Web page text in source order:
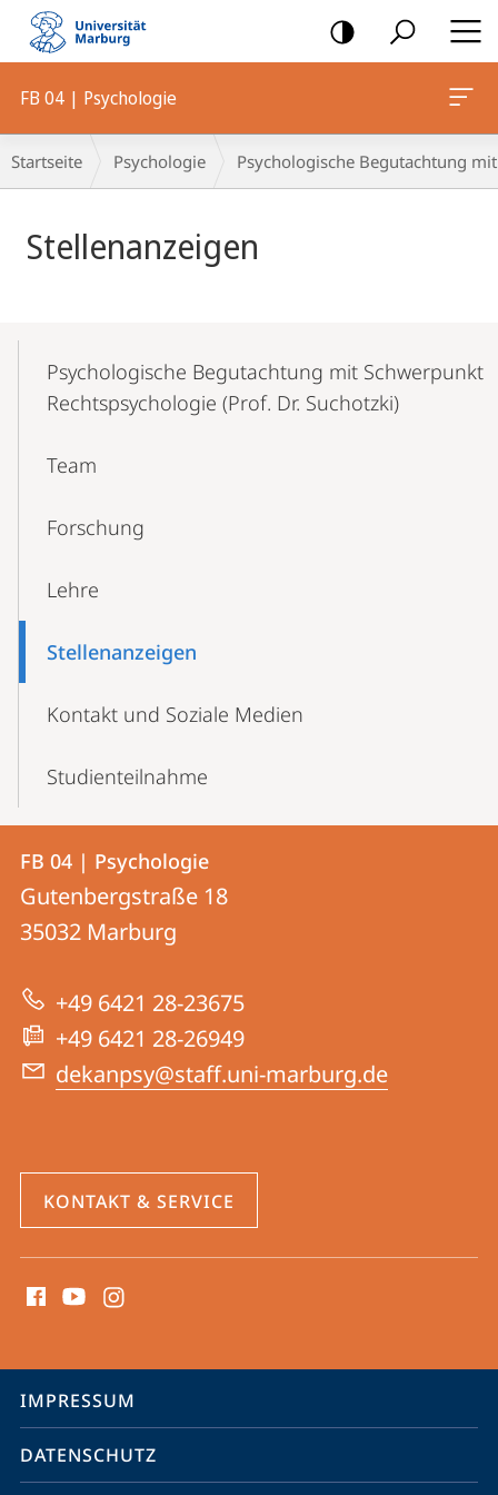
Mobile-
Navigation
FB 04 | Psychologie
Breadcrumb-
Navigation
Startseite Psychologie Psychologische Begutachtung
Stellenanzeigen
NavigationPsychologische Begutachtung mit Schwerpunkt
Rechtspsychologie (Prof. Dr. Suchotzki)
Team
Forschung
Lehre
Stellenanzeigen
Kontakt und Soziale Medien
Studienteilnahme
Kontakt
und
Informationen
zur
Website
Kontaktinformationen
FB
04
|
Psychologie
FB 04 | Psychologie
Gutenbergstraße 18
35032 Marburg
+49 6421 28-23675
+49 6421 28-26949
dekanpsy@staff.uni-marburg.de
KONTAKT & SERVICE
Media
Service-
Navigation
IMPRESSUM
DATENSCHUTZ